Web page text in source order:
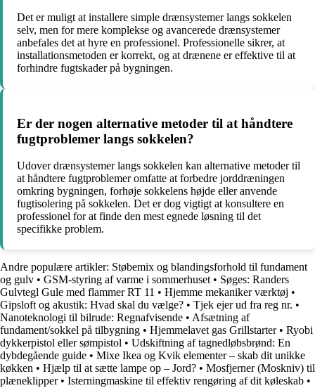
Det er muligt at installere simple drænsystemer langs sokkelen
selv, men for mere komplekse og avancerede drænsystemer
anbefales det at hyre en professionel. Professionelle sikrer, at
installationsmetoden er korrekt, og at drænene er effektive til at
forhindre fugtskader på bygningen.
Er der nogen alternative metoder til at håndtere
fugtproblemer langs sokkelen?
Udover drænsystemer langs sokkelen kan alternative metoder til
at håndtere fugtproblemer omfatte at forbedre jorddræningen
omkring bygningen, forhøje sokkelens højde eller anvende
fugtisolering på sokkelen. Det er dog vigtigt at konsultere en
professionel for at finde den mest egnede løsning til det
specifikke problem.
Andre populære artikler: Støbemix og blandingsforhold til fundament
og gulv • GSM-styring af varme i sommerhuset • Søges: Randers
Gulvtegl Gule med flammer RT 11 • Hjemme mekaniker værktøj •
Gipsloft og akustik: Hvad skal du vælge? • Tjek ejer ud fra reg nr. •
Nanoteknologi til bilrude: Regnafvisende • Afsætning af
fundament/sokkel på tilbygning • Hjemmelavet gas Grillstarter• Ryobi
dykkerpistol eller sømpistol • Udskiftning af tagnedløbsbrønd: En
dybdegående guide • Mixe Ikea og Kvik elementer – skab dit unikke
køkken • Hjælp til at sætte lampe op – Jord? • Mosfjerner (Moskniv) til
plæneklipper• Isterningmaskine til effektiv rengøring af dit køleskab •